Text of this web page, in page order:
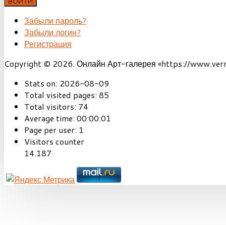
Забыли пароль?
Забыли логин?
Регистрация
Copyright © 2026. Онлайн Арт-галерея «https://
Stats on: 2026-08-09
Total visited pages: 85
Total visitors: 74
Average time: 00:00:01
Page per user: 1
Visitors counter
14.187